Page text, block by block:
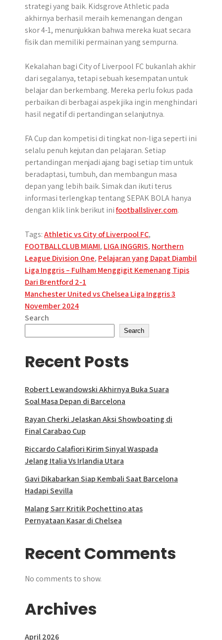
strategi yang baik. Kidsgrove Athletic pada
akhirnya berhasil meraih kemenangan dengan
skor 4-1, menunjukkan bahwa mereka kuat secara
fisik dan memiliki permainan yang sempurna.
Kekalahan bagi City of Liverpool FC bukanlah akhir
dari segalanya, tetapi sebuah kesempatan untuk
belajar dan berkembang. Mereka perlu fokus pada
perbaikan di berbagai aspek jika ingin menghindari
hasil negatif di pertandingan selanjutnya.
FA Cup dan kompetisi di tingkat non-liga seperti ini
selalu penuh kejutan dan pelajaran. Setiap
pertandingan menjadi ajang bagi setiap tim untuk
beradaptasi, tumbuh, dan membangun masa
depan yang lebih baik. Simak dan ikuti terus
informasi terlengkap tentang SEPAK BOLA hanya
dengan klik link berikut inifootballsliver.com.
Tags:Athletic vs City of Liverpool FC,
FOOTBALLCLUB MIAMI, LIGA INGGRIS, Northern
League Division One, Pelajaran yang Dapat Diambil
Post
navigation
Liga Inggris – Fulham Menggigit Kemenang Tipis
Dari Brentford 2-1
Manchester United vs Chelsea Liga Inggris 3
November 2024
Search
Search
Recent Posts
Robert Lewandowski Akhirnya Buka Suara
Soal Masa Depan di Barcelona
Rayan Cherki Jelaskan Aksi Showboating di
Final Carabao Cup
Riccardo Calafiori Kirim Sinyal Waspada
Jelang Italia Vs Irlandia Utara
Gavi Dikabarkan Siap Kembali Saat Barcelona
Hadapi Sevilla
Malang Sarr Kritik Pochettino atas
Pernyataan Kasar di Chelsea
Recent Comments
No comments to show.
Archives
April 2026